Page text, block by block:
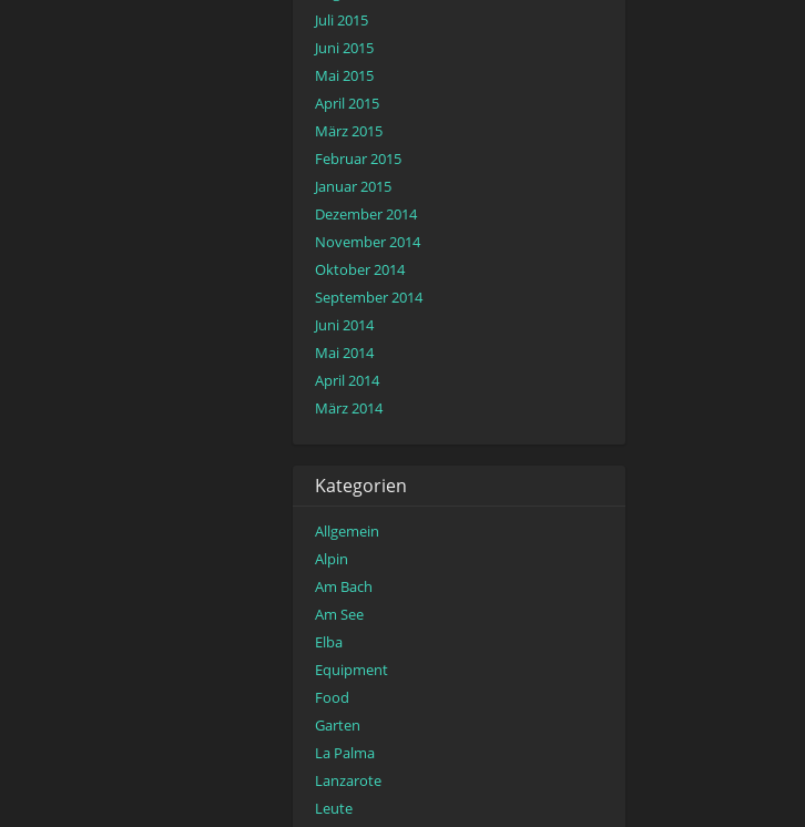
Juli 2015
Juni 2015
Mai 2015
April 2015
März 2015
Februar 2015
Januar 2015
Dezember 2014
November 2014
Oktober 2014
September 2014
Juni 2014
Mai 2014
April 2014
März 2014
Kategorien
Allgemein
Alpin
Am Bach
Am See
Elba
Equipment
Food
Garten
La Palma
Lanzarote
Leute